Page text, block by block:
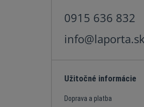
0915 636 832
info@laporta.sk
Užitočné informácie
Doprava a platba